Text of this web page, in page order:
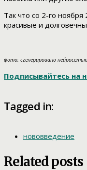
Так что со 2-го
красивые и
фото: сгенерировано нейросетью
Подписывайтесь на
Tagged in:
нововведение
Related posts